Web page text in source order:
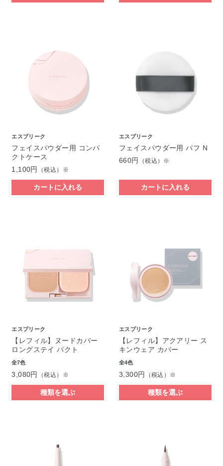
エスプリーク
フェイスパウダー用 コンパ
クトケース
1,100円
（税込）※
カートに入れる
エスプリーク
フェイスパウダー用 パフ N
660円
（税込）※
カートに入れる
エスプリーク
【レフィル】ヌードカバー
ロングステイ パクト
全7色
3,080円 （税込）※
種類を選ぶ
エスプリーク
【レフィル】アクアリー ス
キンウェア カバー
全4色
3,300円 （税込）※
種類を選ぶ